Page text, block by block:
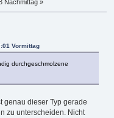
Nachmittag »
Vormittag
durchgeschmolzene
genau dieser Typ gerade
zu unterscheiden. Nicht